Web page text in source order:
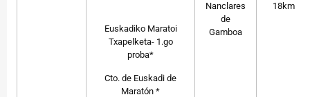
Euskadiko Maratoi
Txapelketa- 1.go
proba*
Cto. de Euskadi de
Maratón *
Nanclares
de
Gamboa
18km